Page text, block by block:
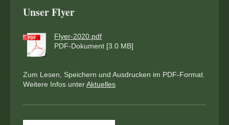
Unser Flyer
Flyer-2020.pdf
PDF-Dokument [3.0 MB]
Zum Lesen, Speichern und Ausdrucken im PDF-Format.
Weitere Infos unterAktuelles